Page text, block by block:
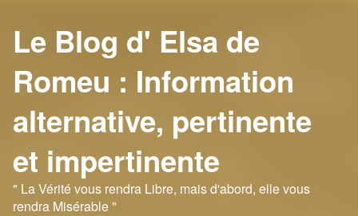
Le Blog d' Elsa de
Romeu : Information
alternative, pertinente
et impertinente
" La Vérité vous rendra Libre, mais d'abord, elle vous
rendra Misérable "